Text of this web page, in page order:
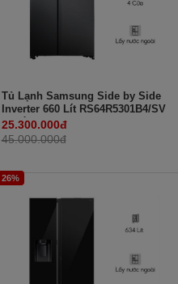
Tủ Lạnh Samsung Side by Side
Inverter 660 Lít RS64R5301B4/SV
(2 Cánh)
25.300.000đ
45.000.000đ
26%